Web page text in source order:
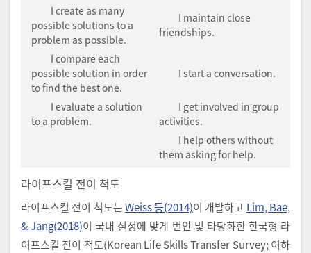
I create as many
possible solutions to a
problem as possible.
I maintain close
friendships.
I compare each
possible solution in order
to find the best one.
I start a conversation.
I evaluate a solution
to a problem.
I get involved in group
activities.
I help others without
them asking for help.
라이프스킬 전이 척도
라이프스킬 전이 척도는Weiss 등(2014)이 개발하고 Lim, Bae,
& Jang(2018)이 국내 실정에 맞게 번안 및 타당화한 한국형 라
이프스킬 전이 척도(Korean Life Skills Transfer Survey; 이하